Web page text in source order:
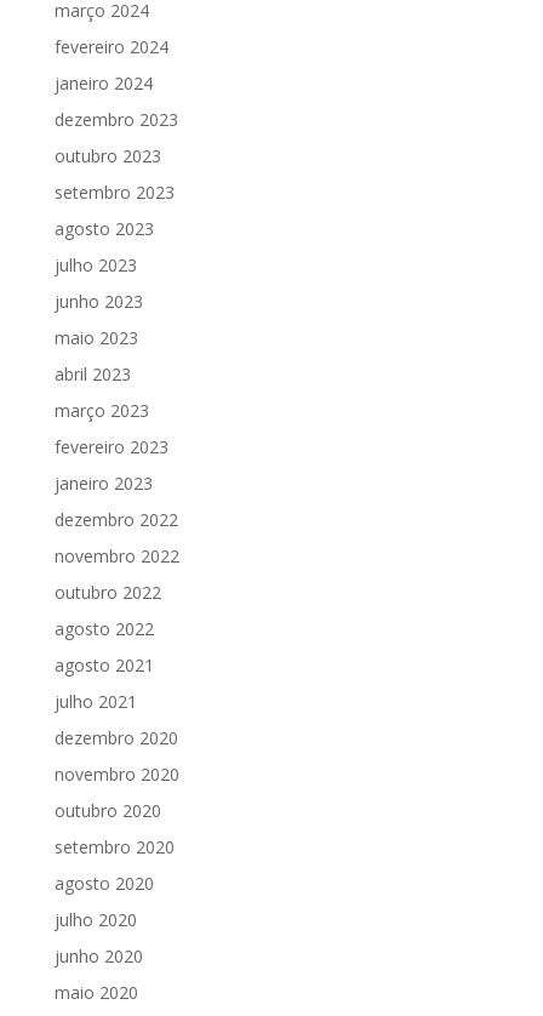
março 2024
fevereiro 2024
janeiro 2024
dezembro 2023
outubro 2023
setembro 2023
agosto 2023
julho 2023
junho 2023
maio 2023
abril 2023
março 2023
fevereiro 2023
janeiro 2023
dezembro 2022
novembro 2022
outubro 2022
agosto 2022
agosto 2021
julho 2021
dezembro 2020
novembro 2020
outubro 2020
setembro 2020
agosto 2020
julho 2020
junho 2020
maio 2020